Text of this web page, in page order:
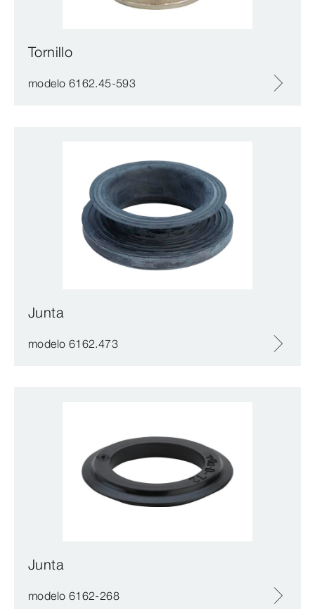
Tornillo
modelo 6162.45-593
Junta
modelo 6162.473
Junta
modelo 6162-268